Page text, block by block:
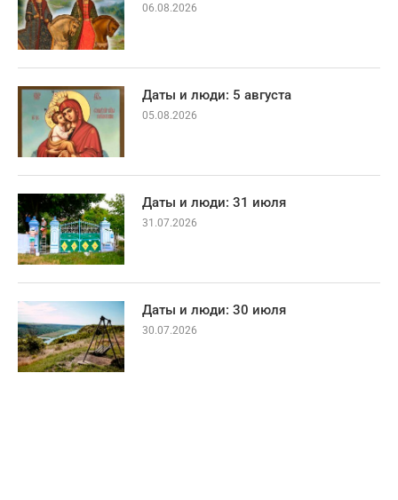
06.08.2026
Даты и люди: 5 августа
05.08.2026
Даты и люди: 31 июля
31.07.2026
Даты и люди: 30 июля
30.07.2026